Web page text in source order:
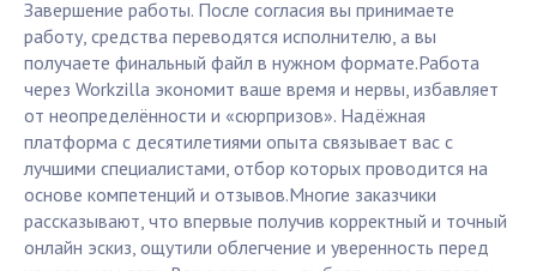
Завершение работы. После согласия вы принимаете
работу, средства переводятся исполнителю, а вы
получаете финальный файл в нужном формате.Работа
через Workzilla экономит ваше время и нервы, избавляет
от неопределённости и «сюрпризов». Надёжная
платформа с десятилетиями опыта связывает вас с
лучшими специалистами, отбор которых проводится на
основе компетенций и отзывов.Многие заказчики
рассказывают, что впервые получив корректный и точный
онлайн эскиз, ощутили облегчение и уверенность перед